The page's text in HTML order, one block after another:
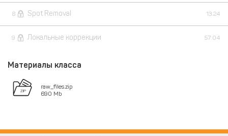
8 Spot Removal 13:24
9 Локальные коррекции 57:04
Материалы класса
raw_files.zip
690 Mb